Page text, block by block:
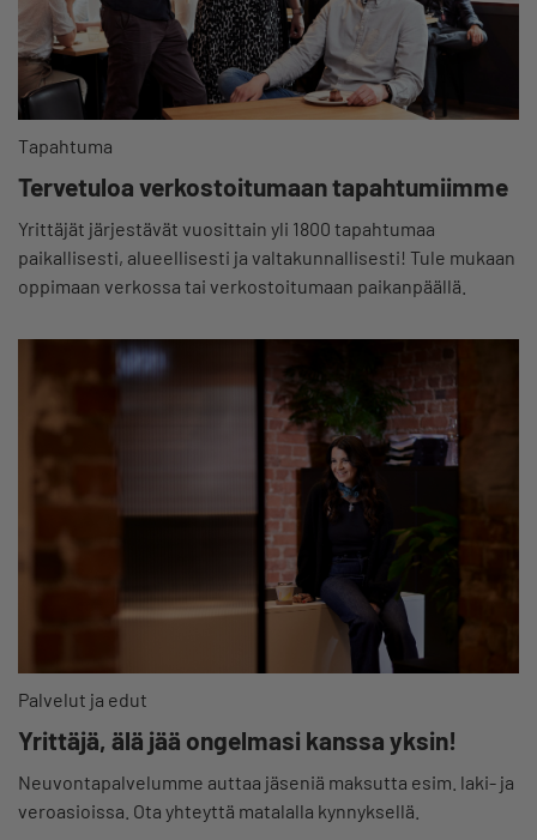
Tapahtuma
Tervetuloa verkostoitumaan tapahtumiimme
Yrittäjät järjestävät vuosittain yli 1800 tapahtumaa
paikallisesti, alueellisesti ja valtakunnallisesti! Tule mukaan
oppimaan verkossa tai verkostoitumaan paikanpäällä.
Palvelut ja edut
Yrittäjä, älä jää ongelmasi kanssa yksin!
Neuvontapalvelumme auttaa jäseniä maksutta esim. laki- ja
veroasioissa. Ota yhteyttä matalalla kynnyksellä.